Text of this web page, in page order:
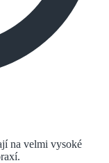
na velmi vysoké